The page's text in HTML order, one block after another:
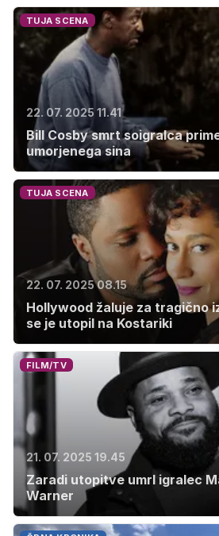
TUJA SCENA
22. 07. 2025 11.41
Bill Cosby smrt soigralca
umorjenega sina
TUJA SCENA
22. 07. 2025 08.15
Hollywood žaluje za tragično
se je utopil na Kostariki
FILM/TV
21. 07. 2025 19.45
Zaradi utopitve umrl igralec
Warner